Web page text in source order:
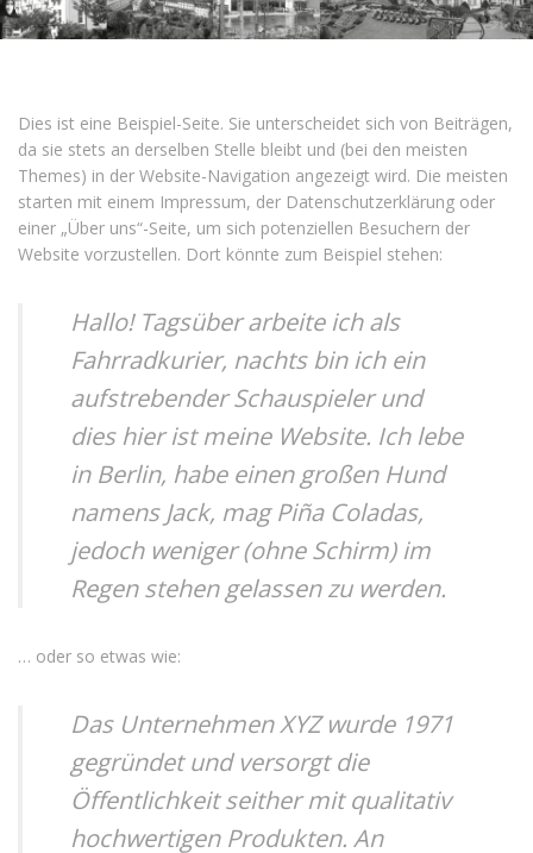
Dies ist eine Beispiel-Seite. Sie unterscheidet sich von Beiträgen,
da sie stets an derselben Stelle bleibt und (bei den meisten
Themes) in der Website-Navigation angezeigt wird. Die meisten
starten mit einem Impressum, der Datenschutzerklärung oder
einer „Über uns“-Seite, um sich potenziellen Besuchern der
Website vorzustellen. Dort könnte zum Beispiel stehen:
Hallo! Tagsüber arbeite ich als
Fahrradkurier, nachts bin ich ein
aufstrebender Schauspieler und
dies hier ist meine Website. Ich lebe
in Berlin, habe einen großen Hund
namens Jack, mag Piña Coladas,
jedoch weniger (ohne Schirm) im
Regen stehen gelassen zu werden.
… oder so etwas wie:
Das Unternehmen XYZ wurde 1971
gegründet und versorgt die
Öffentlichkeit seither mit qualitativ
hochwertigen Produkten. An